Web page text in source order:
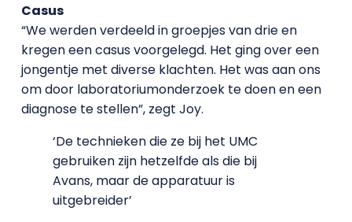
Casus
“We werden verdeeld in groepjes van drie en
kregen een casus voorgelegd. Het ging over een
jongentje met diverse klachten. Het was aan ons
om door laboratoriumonderzoek te doen en een
diagnose te stellen”, zegt Joy.
‘De technieken die ze bij het UMC
gebruiken zijn hetzelfde als die bij
Avans, maar de apparatuur is
uitgebreider’